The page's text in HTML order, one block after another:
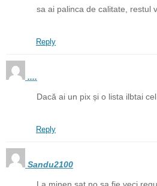
sa ai palinca de calitate, restul
Reply
....
Dacă ai un pix și o lista ilbtai
Reply
Sandu2100
La minen sat no sa fie veci